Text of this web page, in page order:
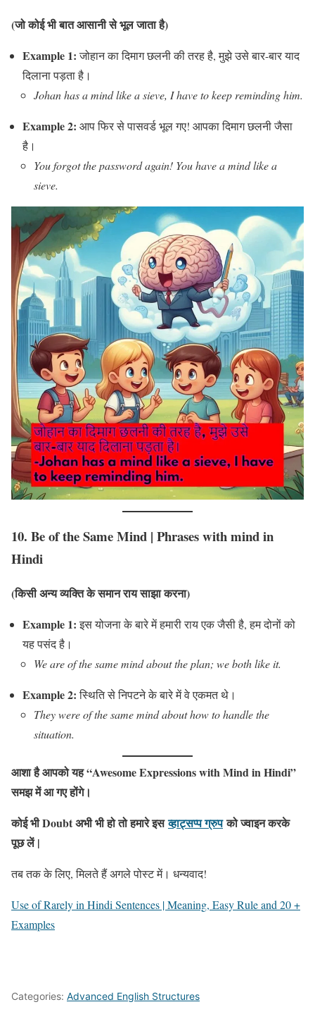
(जो कोई भी बात आसानी से भूल जाता है)
Example 1:जोहान का दिमाग छलनी की तरह है, मुझे उसे बार-बार याद
दिलाना पड़ता है।
Johan has a mind like a sieve, I have to keep reminding him.
Example 2: आप फिर से पासवर्ड भूल गए! आपका दिमाग छलनी जैसा
है।
You forgot the password again! You have a mind like a
sieve.
10. Be of the Same Mind | Phrases with mind in
Hindi
(किसी अन्य व्यक्ति के समान राय साझा करना)
Example 1:इस योजना के बारे में हमारी राय एक जैसी है, हम दोनों को
यह पसंद है।
We are of the same mind about the plan; we both like it.
Example 2:स्थिति से निपटने के बारे में वे एकमत थे।
They were of the same mind about how to handle the
situation.
आशा है आपको यह “Awesome Expressions with Mind in Hindi”
समझ में आ गए होंगे।
कोई भी Doubt अभी भी हो तो हमारे इसव्हाट्सप्प ग्रुपको ज्वाइन करके
पूछ लें |
तब तक के लिए, मिलते हैं अगले पोस्ट में। धन्यवाद!
Use of Rarely in Hindi Sentences | Meaning, Easy Rule and 20 +
Examples
Categories: Advanced English Structures